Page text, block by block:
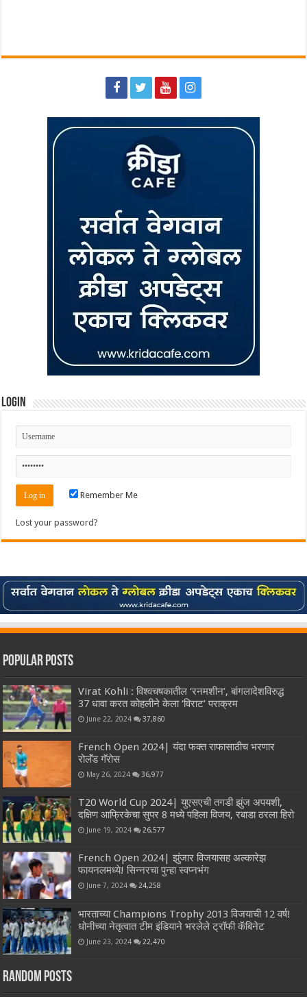
Login
Remember Me
Lost your password?
Popular Posts
Virat Kohli : विश्वचषकातील ‘रनमशीन’, बांगलादेशविरुद्ध
37 धावा करत कोहलीने केला ‘विराट’ पराक्रम
June 22, 2024 37,860
French Open 2024| यंदा फक्त राफासाठीच भरणार
रोलॅंड गॅरोस
May 26, 2024 36,977
T20 World Cup 2024| युएसएची तगडी झुंज अपयशी,
दक्षिण आफ्रिकेचा सुपर 8 मध्ये पहिला विजय, रबाडा ठरला हिरो
June 19, 2024 26,577
French Open 2024| झुंजार विजयासह अल्कारेझ
फायनलमध्ये! सिन्नरचा पुन्हा स्वप्नभंग
June 7, 2024 24,258
भारताच्या Champions Trophy 2013 विजयाची 12 वर्ष!
धोनीच्या नेतृत्वात टीम इंडियाने भरलेले ट्रॉफी कॅबिनेट
June 23, 2024 22,470
Random Posts